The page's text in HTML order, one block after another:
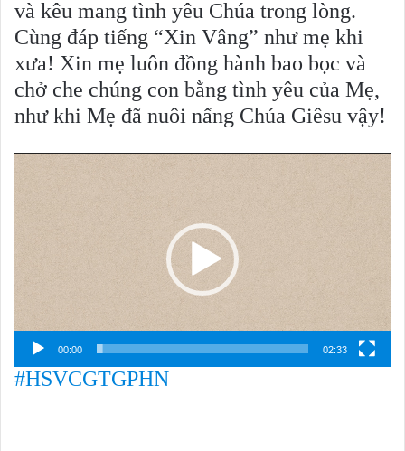
và kêu mang tình yêu Chúa trong lòng.
Cùng đáp tiếng “Xin Vâng” như mẹ khi
xưa! Xin mẹ luôn đồng hành bao bọc và
chở che chúng con bằng tình yêu của Mẹ,
như khi Mẹ đã nuôi nấng Chúa Giêsu vậy!
00:00 02:33
#HSVCGTGPHN